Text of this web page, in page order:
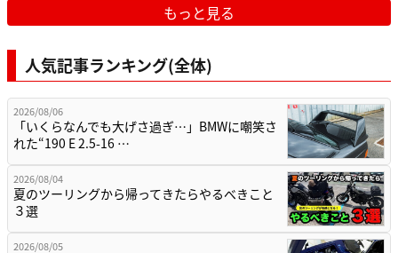
もっと見る
人気記事ランキング(全体)
2026/08/06
「いくらなんでも大げさ過ぎ…」BMWに嘲笑さ
れた“190 E 2.5-16 …
2026/08/04
夏のツーリングから帰ってきたらやるべきこと
３選
2026/08/05